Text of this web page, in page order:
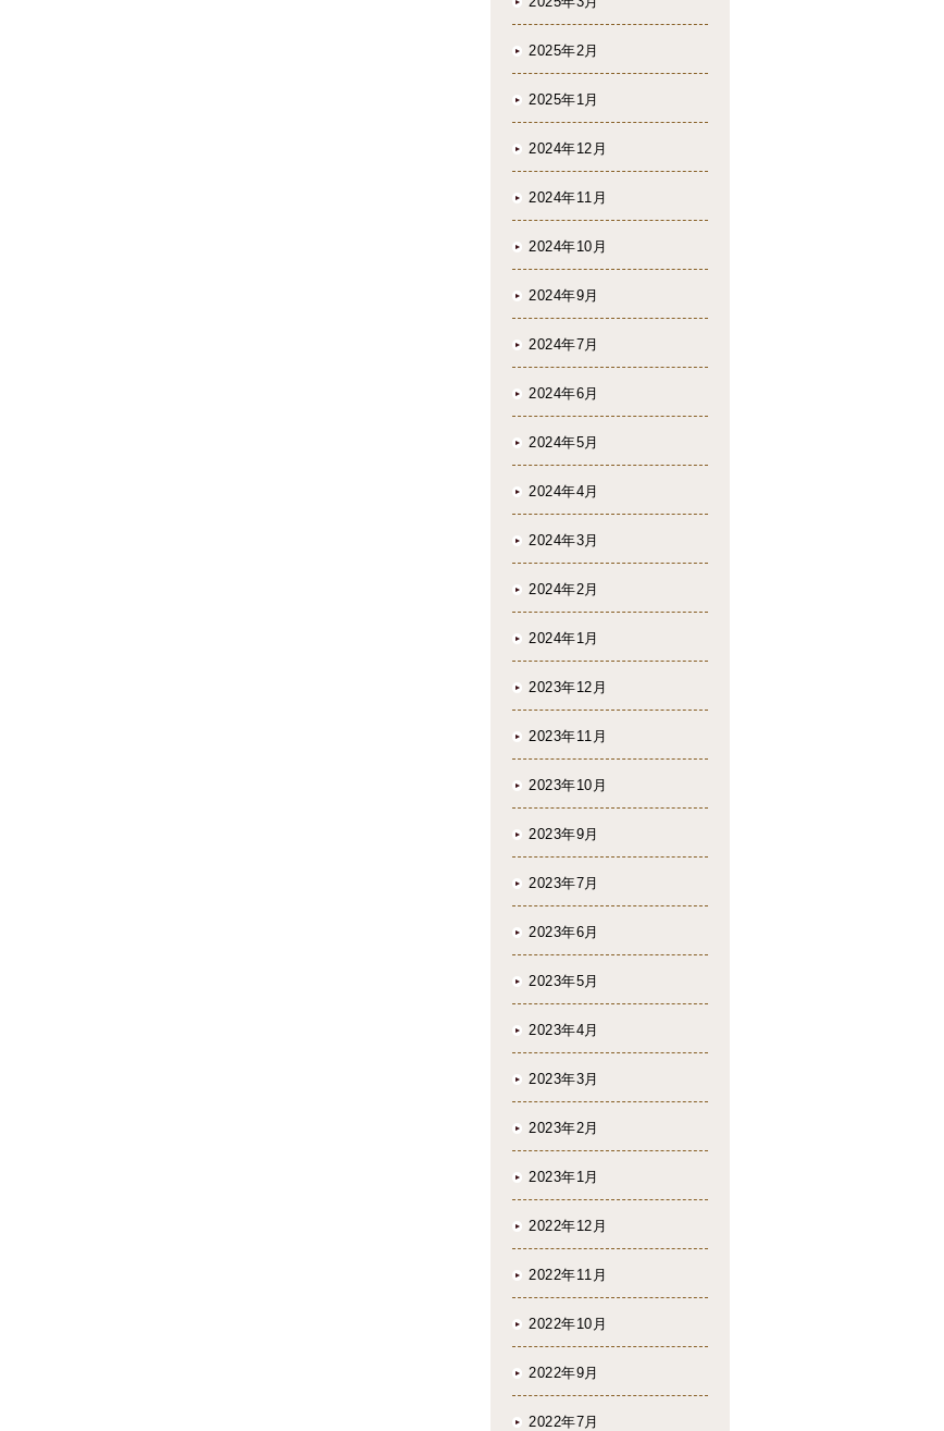
2025年2月
2025年1月
2024年12月
2024年11月
2024年10月
2024年9月
2024年7月
2024年6月
2024年5月
2024年4月
2024年3月
2024年2月
2024年1月
2023年12月
2023年11月
2023年10月
2023年9月
2023年7月
2023年6月
2023年5月
2023年4月
2023年3月
2023年2月
2023年1月
2022年12月
2022年11月
2022年10月
2022年9月
2022年7月